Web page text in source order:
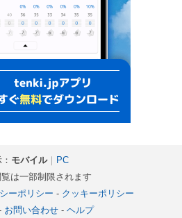
モバイル｜ PC
は一部制限されます
ーポリシー - クッキーポリシー
お問い合わせ- ヘルプ